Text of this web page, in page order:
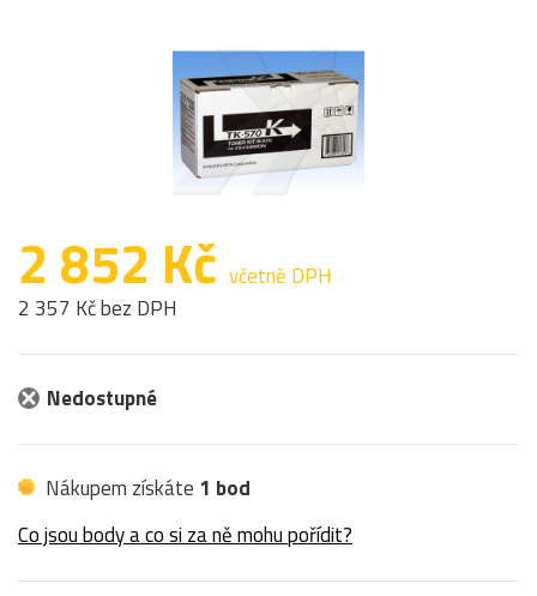
2 852 Kč včetně DPH
2 357 Kč bez DPH
Nedostupné
Nákupem získáte 1 bod
Co jsou body a co si za ně mohu pořídit?